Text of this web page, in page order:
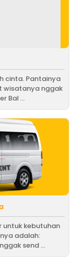
cinta. Pantainya
wisatanya nggak
Bal ...
untuk kebutuhan
adalah:
send ...